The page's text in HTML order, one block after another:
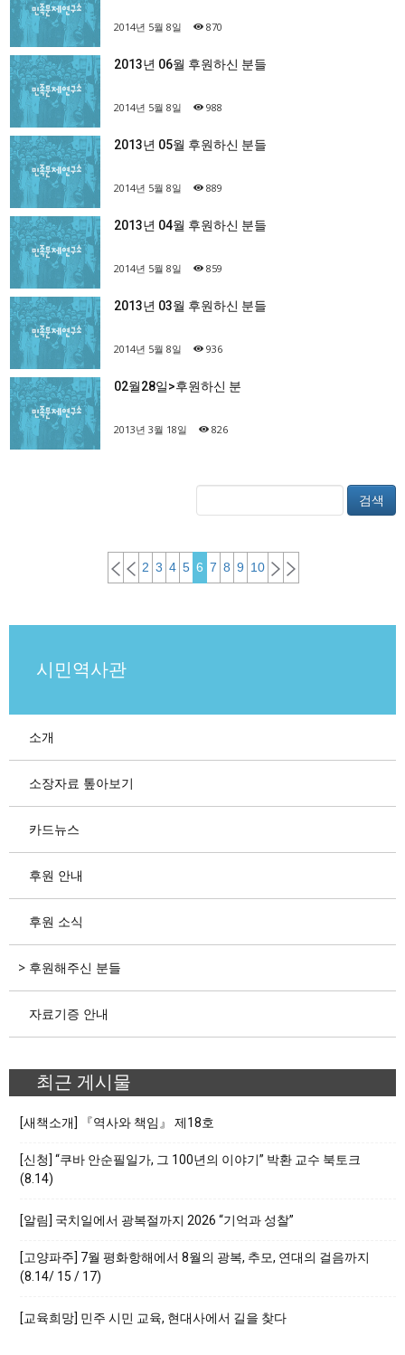
2014년 5월 8일 870
2013년 06월 후원하신 분들
2014년 5월 8일 988
2013년 05월 후원하신 분들
2014년 5월 8일 889
2013년 04월 후원하신 분들
2014년 5월 8일 859
2013년 03월 후원하신 분들
2014년 5월 8일 936
02월28일>후원하신 분
2013년 3월 18일 826
검색
2 3 4 5 6 7 8 9 10
시민역사관
소개
소장자료 톺아보기
카드뉴스
후원 안내
후원 소식
후원해주신 분들
자료기증 안내
최근 게시물
[새책소개] 『역사와 책임』 제18호
[신청] “쿠바 안순필일가, 그 100년의 이야기” 박환 교수 북토크
(8.14)
[알림] 국치일에서 광복절까지 2026 “기억과 성찰”
[고양파주] 7월 평화항해에서 8월의 광복, 추모, 연대의 걸음까지
(8.14/ 15 / 17)
[교육희망] 민주 시민 교육, 현대사에서 길을 찾다